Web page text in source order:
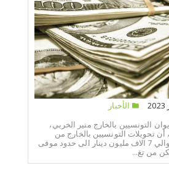
الأخبار
التونسيين بالخارج منير الخربي،
تحويلات التونسيين بالخارج من
العملة الصعبة بلغت حوالي 7 الاف مليون دينار الى حدود موفى